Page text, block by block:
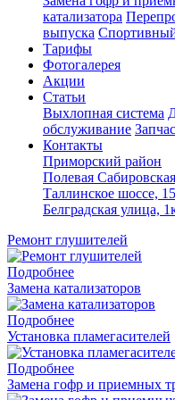
катализатора
выпуска
Тарифы
Фотогалерея
Акции
Статьи
Выхлопная система
обслуживание
Контакты
Приморский район
Полевая
Таллинское шоссе,
Белградская улица,
Ремонт глушителей
Подробнее
Замена катализаторов
Подробнее
Установка пламегасителей
Подробнее
Замена гофр и приемных